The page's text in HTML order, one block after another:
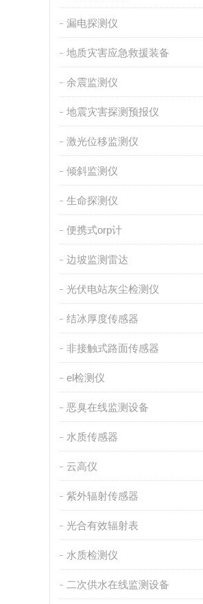
漏电探测仪
地质灾害应急救援装备
余震监测仪
地震灾害探测预报仪
激光位移监测仪
倾斜监测仪
生命探测仪
便携式orp计
边坡监测雷达
光伏电站灰尘检测仪
结冰厚度传感器
非接触式路面传感器
el检测仪
恶臭在线监测设备
水质传感器
云高仪
紫外辐射传感器
光合有效辐射表
水质检测仪
二次供水在线监测设备